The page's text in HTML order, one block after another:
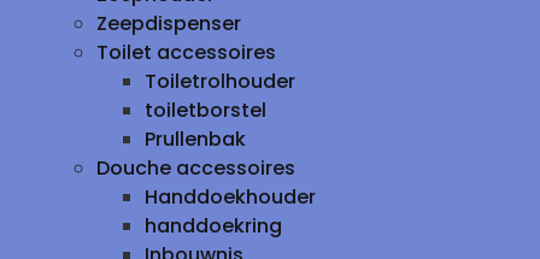
Zeepdispenser
Toilet accessoires
Toiletrolhouder
toiletborstel
Prullenbak
Douche accessoires
Handdoekhouder
handdoekring